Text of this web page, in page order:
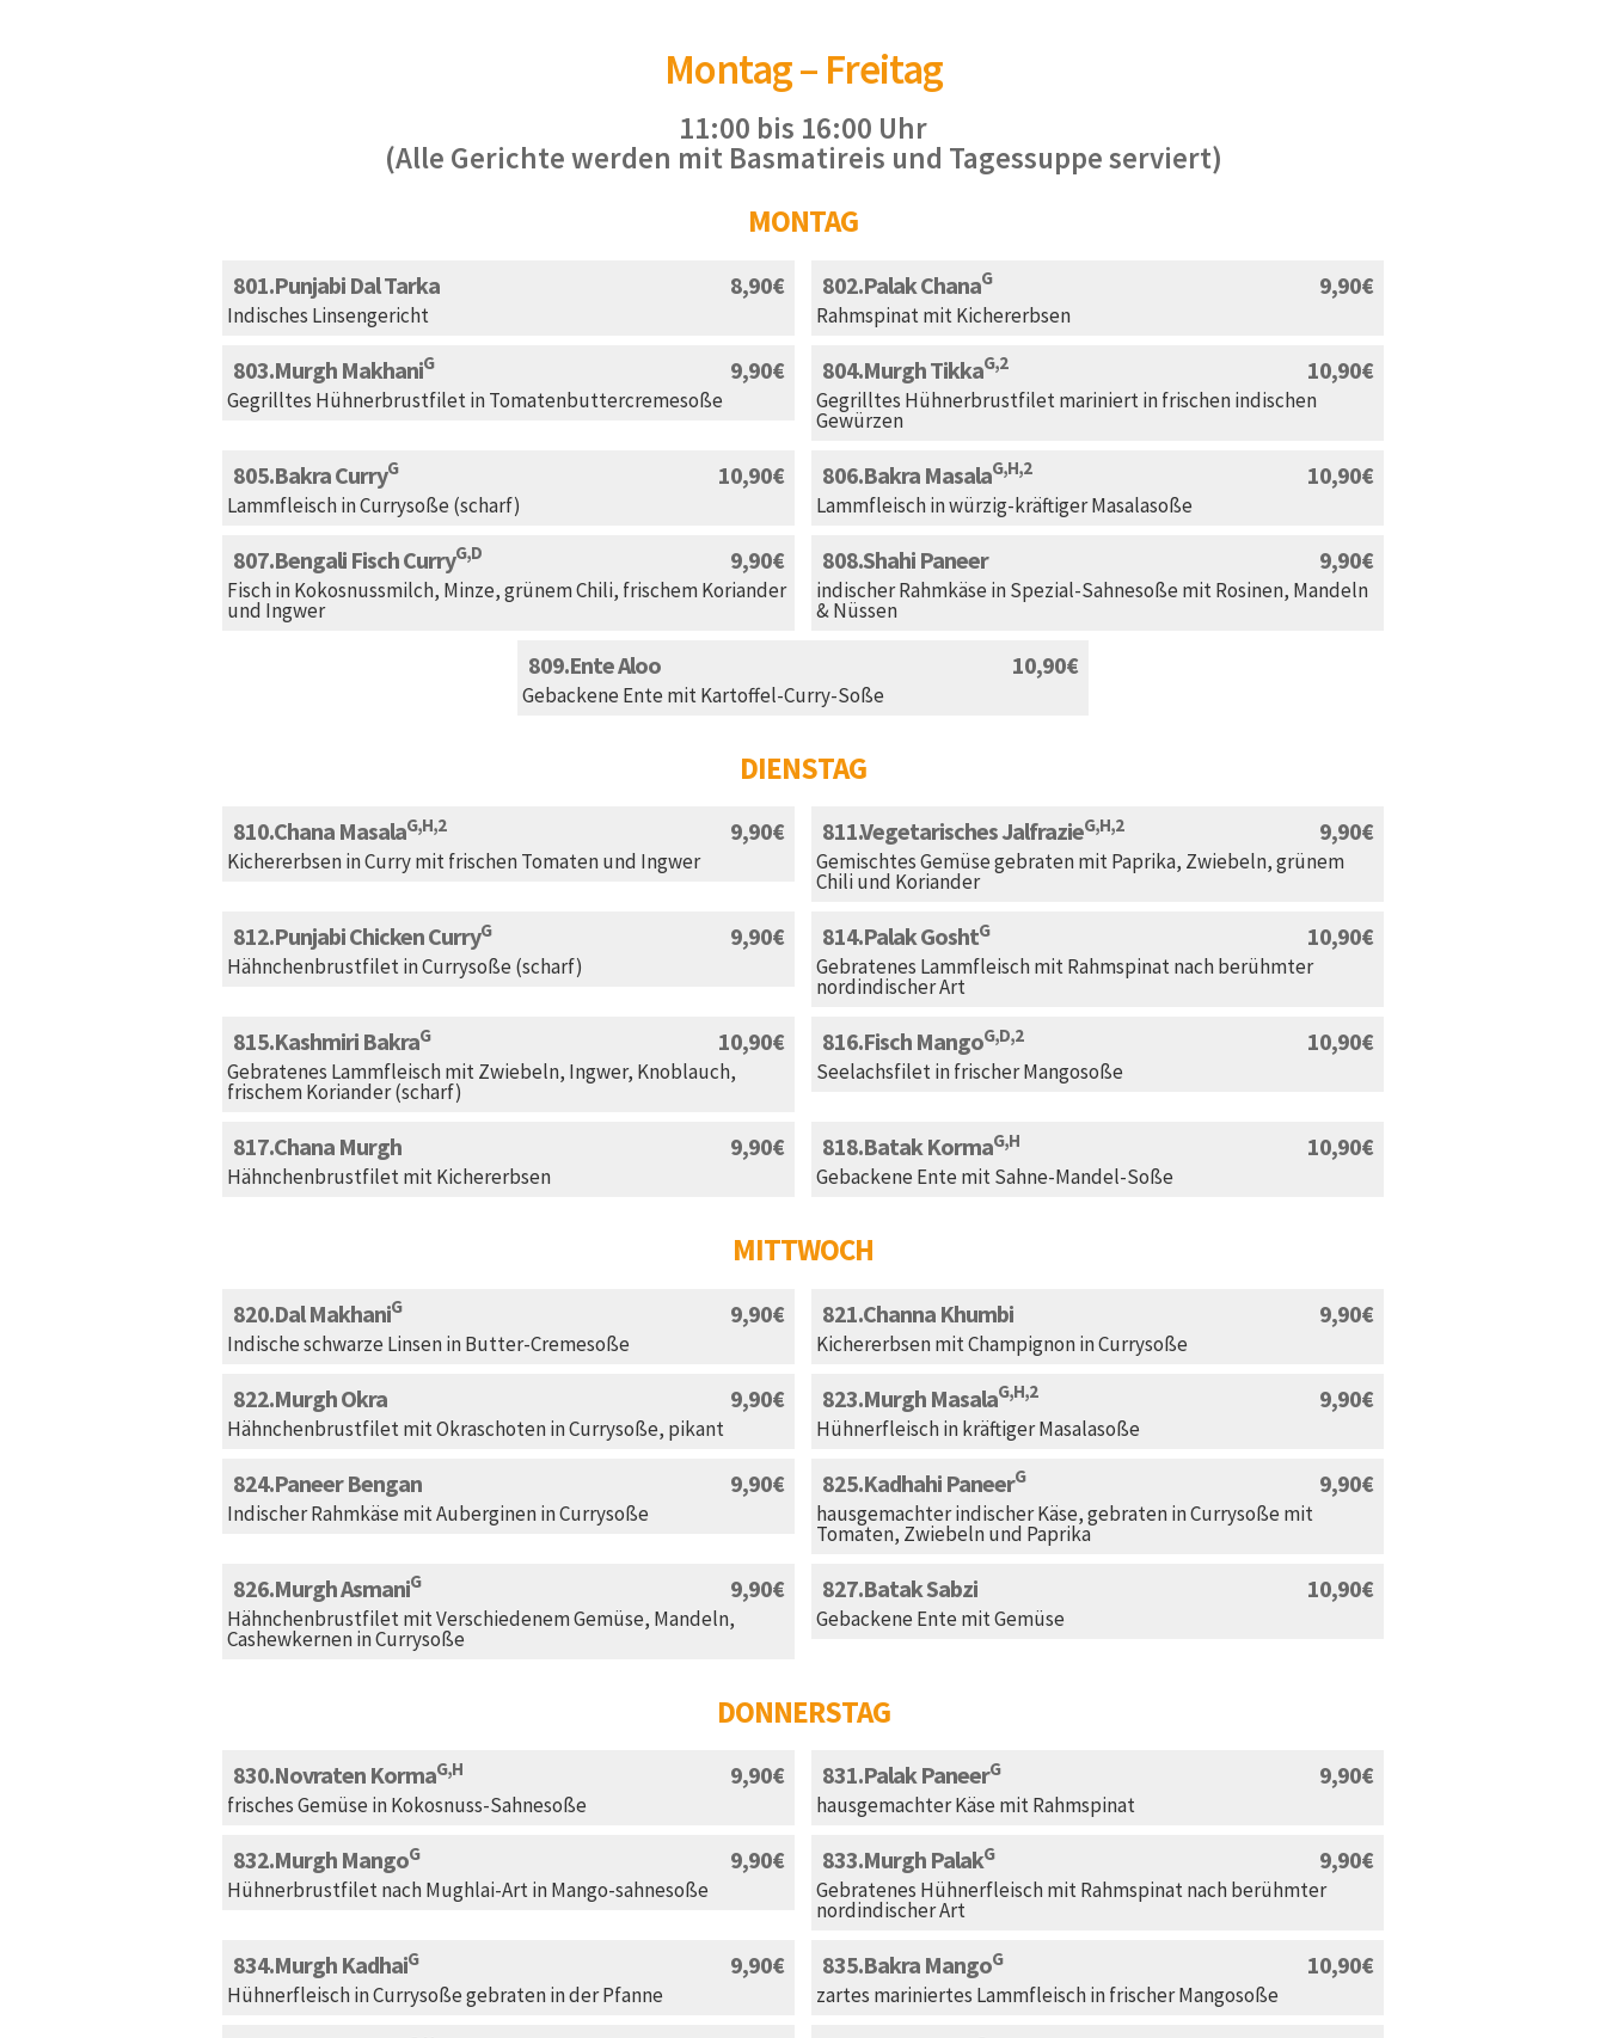
Montag – Freitag
11:00 bis 16:00 Uhr
(Alle Gerichte werden mit Basmatireis und Tagessuppe serviert)
MONTAG
801 Punjabi Dal Tarka 8,90
Indisches Linsengericht
802 Palak ChanaG 9,90
Rahmspinat mit Kichererbsen
803 Murgh MakhaniG 9,90
Gegrilltes Hühnerbrustfilet in Tomatenbuttercremesoße
804 Murgh TikkaG,2 10,90
Gegrilltes Hühnerbrustfilet mariniert in frischen indischen
Gewürzen
805 Bakra CurryG 10,90
Lammfleisch in Currysoße (scharf)
806 Bakra MasalaG,H,2 10,90
Lammfleisch in würzig-kräftiger Masalasoße
807 Bengali Fisch CurryG,D 9,90
Fisch in Kokosnussmilch, Minze, grünem Chili, frischem Koriander
und Ingwer
808Shahi Paneer 9,90
indischer Rahmkäse in Spezial-Sahnesoße mit Rosinen, Mandeln
& Nüssen
809Ente Aloo 10,90
Gebackene Ente mit Kartoffel-Curry-Soße
DIENSTAG
810 Chana MasalaG,H,2 9,90
Kichererbsen in Curry mit frischen Tomaten und Ingwer
811Vegetarisches JalfrazieG,H,2 9,90
Gemischtes Gemüse gebraten mit Paprika, Zwiebeln, grünem
Chili und Koriander
812 Punjabi Chicken CurryG 9,90
Hähnchenbrustfilet in Currysoße (scharf)
814 Palak GoshtG 10,90
Gebratenes Lammfleisch mit Rahmspinat nach berühmter
nordindischer Art
815 Kashmiri BakraG 10,90
Gebratenes Lammfleisch mit Zwiebeln, Ingwer, Knoblauch,
frischem Koriander (scharf)
816 Fisch MangoG,D,2 10,90
Seelachsfilet in frischer Mangosoße
817 Chana Murgh 9,90
Hähnchenbrustfilet mit Kichererbsen
818 Batak KormaG,H 10,90
Gebackene Ente mit Sahne-Mandel-Soße
MITTWOCH
820 Dal MakhaniG 9,90
Indische schwarze Linsen in Butter-Cremesoße
821 Channa Khumbi 9,90
Kichererbsen mit Champignon in Currysoße
822 Murgh Okra 9,90
Hähnchenbrustfilet mit Okraschoten in Currysoße, pikant
823 Murgh MasalaG,H,2 9,90
Hühnerfleisch in kräftiger Masalasoße
824 Paneer Bengan 9,90
Indischer Rahmkäse mit Auberginen in Currysoße
825 Kadhahi PaneerG 9,90
hausgemachter indischer Käse, gebraten in Currysoße mit
Tomaten, Zwiebeln und Paprika
826 Murgh AsmaniG 9,90
Hähnchenbrustfilet mit Verschiedenem Gemüse, Mandeln,
Cashewkernen in Currysoße
827 Batak Sabzi 10,90
Gebackene Ente mit Gemüse
DONNERSTAG
830 Novraten KormaG,H 9,90
frisches Gemüse in Kokosnuss-Sahnesoße
831 Palak PaneerG 9,90
hausgemachter Käse mit Rahmspinat
832 Murgh MangoG 9,90
Hühnerbrustfilet nach Mughlai-Art in Mango-sahnesoße
833 Murgh PalakG 9,90
Gebratenes Hühnerfleisch mit Rahmspinat nach berühmter
nordindischer Art
834 Murgh KadhaiG 9,90
Hühnerfleisch in Currysoße gebraten in der Pfanne
835 Bakra MangoG 10,90
zartes mariniertes Lammfleisch in frischer Mangosoße